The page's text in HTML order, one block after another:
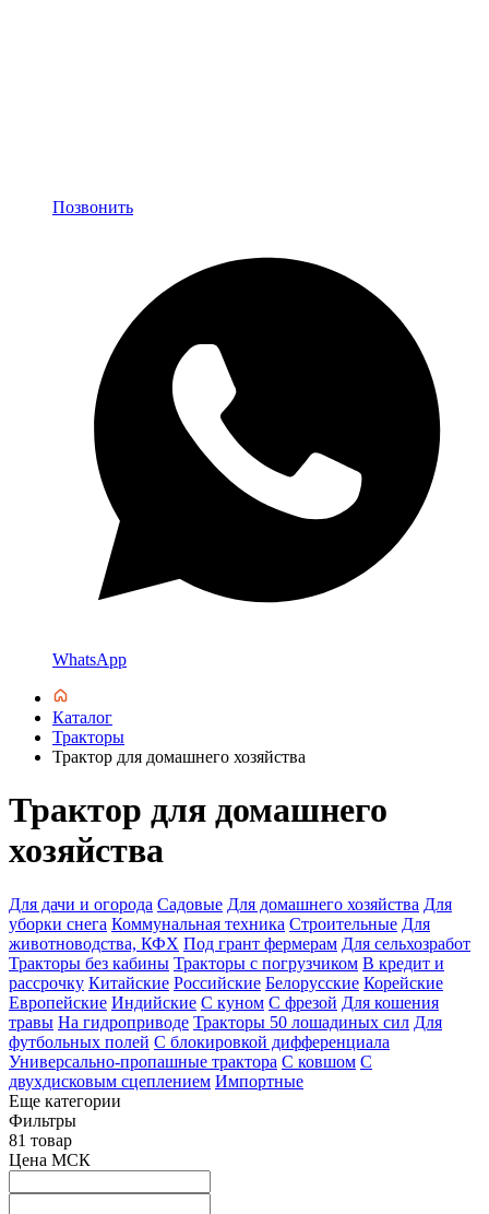
Позвонить
WhatsApp
Каталог
Тракторы
Трактор для домашнего хозяйства
Трактор для домашнего
хозяйства
Для дачи и огорода Садовые Для домашнего хозяйства Для
уборки снега Коммунальная техника Строительные Для
животноводства, КФХ Под грант фермерам Для сельхозработ
Тракторы без кабины Тракторы с погрузчиком В кредит и
рассрочку Китайские Российские Белорусские Корейские
Европейские Индийские С куном С фрезой Для кошения
травы На гидроприводе Тракторы 50 лошадиных сил Для
футбольных полей С блокировкой дифференциала
Универсально-пропашные трактора С ковшом С
двухдисковым сцеплением Импортные
Еще категории
Фильтры
81 товар
Цена МСК